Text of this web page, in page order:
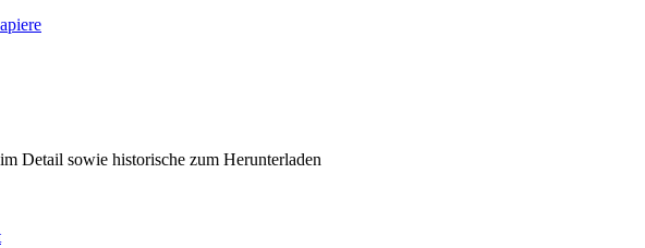
Detail sowie historische zum Herunterladen